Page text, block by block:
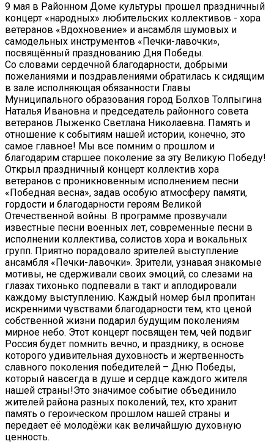
9 мая в Районном Доме культуры прошел праздничный
концерт «народных» любительских коллективов - хора
ветеранов «Вдохновение» и ансамбля шумовых и
самодельных инструментов «Печки-лавочки»,
посвящённый празднованию Дня Победы.
Со словами сердечной благодарности, добрыми
пожеланиями и поздравлениями обратилась к сидящим
в зале исполняющая обязанности Главы
Муниципального образования город Болхов Толпыгина
Наталья Ивановна и председатель районного совета
ветеранов Лыженко Светлана Николаевна. Память и
отношение к событиям нашей истории, конечно, это
самое главное! Мы все помним о прошлом и
благодарим старшее поколение за эту Великую Победу!
Открыл праздничный концерт коллектив хора
ветеранов с проникновенным исполнением песни
«Победная весна», задав особую атмосферу памяти,
гордости и благодарности героям Великой
Отечественной войны. В программе прозвучали
известные песни военных лет, современные песни в
исполнении коллектива, солистов хора и вокальных
групп. Приятно порадовало зрителей выступление
ансамбля «Печки-лавочки». Зрители, узнавая знакомые
мотивы, не сдерживали своих эмоций, со слезами на
глазах тихонько подпевали в такт и аплодировали
каждому выступлению. Каждый номер был пропитан
искренними чувствами благодарности тем, кто ценой
собственной жизни подарил будущим поколениям
мирное небо. Этот концерт посвящен тем, чей подвиг
Россия будет помнить вечно, и празднику, в основе
которого удивительная духовность и жертвенность
славного поколения победителей – Дню Победы,
который навсегда в душе и сердце каждого жителя
нашей страны!Это значимое событие объединило
жителей района разных поколений, тех, кто хранит
память о героическом прошлом нашей страны и
передает её молодёжи как величайшую духовную
ценность.